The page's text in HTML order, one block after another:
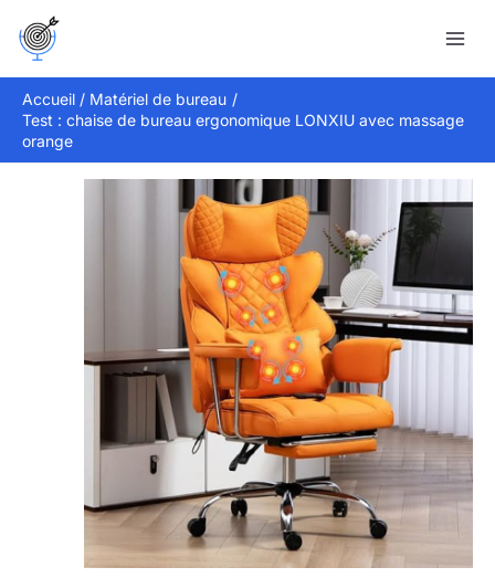
Accueil
Matériel de bureau
Test : chaise de bureau ergonomique LONXIU avec massage
orange
Rechercher